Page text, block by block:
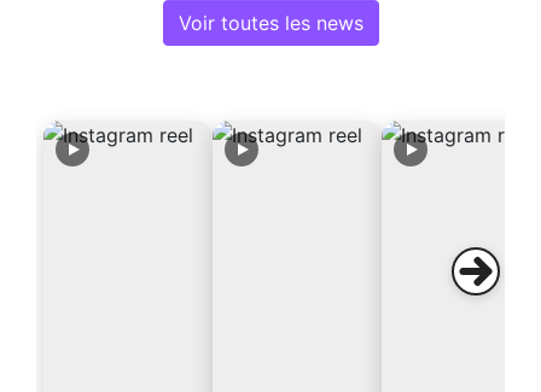
Voir toutes les news